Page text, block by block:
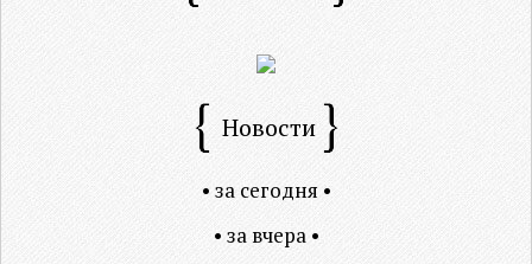
Новости
• за сегодня •
• за вчера •